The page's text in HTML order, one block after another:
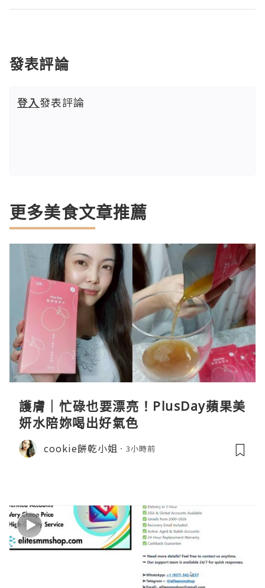
發表評論
登入發表評論
更多美食文章推薦
護膚｜忙碌也要漂亮！PlusDay蘋果美
妍水陪妳喝出好氣色
cookie餅乾小姐 3小時前